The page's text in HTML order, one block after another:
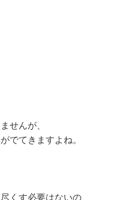
せんが、
でてきますよね。
くす必要はないの